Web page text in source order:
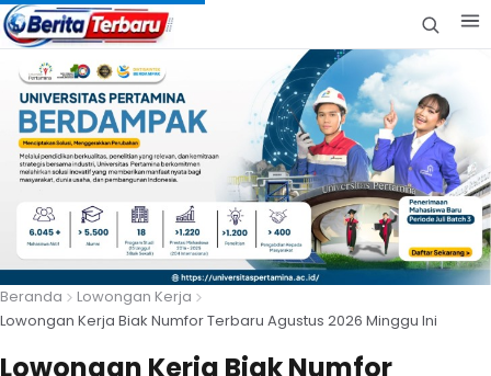
Beranda
Lowongan Kerja
Lowongan Kerja Biak Numfor Terbaru Agustus 2026 Minggu Ini
Lowongan Kerja Biak Numfor